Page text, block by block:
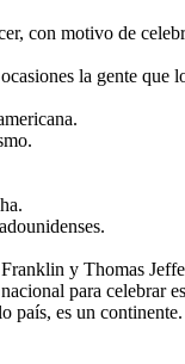
con motivo de
la gente que
y Thomas
para celebrar
país, es un continente.